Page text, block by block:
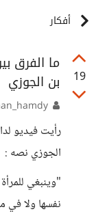
أفكار
19
ما الفرق
بن الجوزي
رأيت فيديو
الجوزي نصه :
"وينبغي
نفسها ولا في